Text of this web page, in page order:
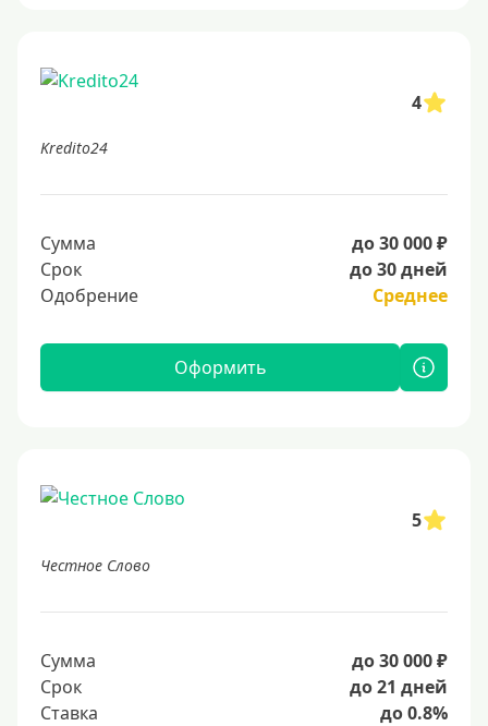
4
Kredito24
Сумма
до 30 000 ₽
Срок
до 30 дней
Одобрение
Среднее
Оформить
5
Честное Слово
Сумма
до 30 000 ₽
Срок
до 21 дней
Ставка
до 0.8%